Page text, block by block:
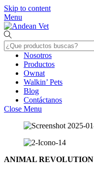
Skip to content
Menu
Nosotros
Productos
Ownat
Walkin’ Pets
Blog
Contáctanos
Close Menu
ANIMAL REVOLUTION